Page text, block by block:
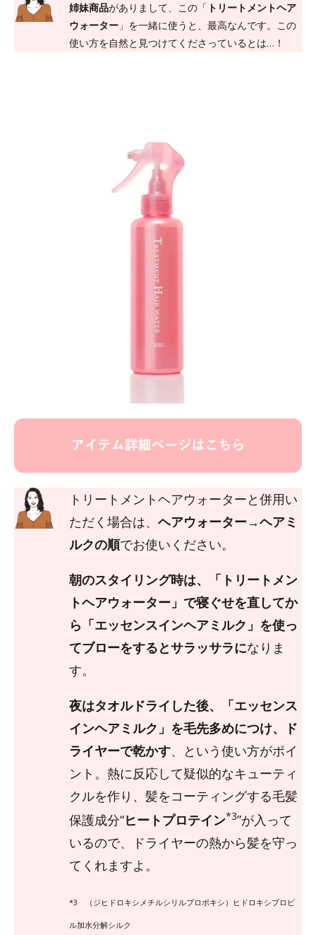
姉妹商品がありまして、この「 トリートメントヘア
ウォーター 」を一緒に使うと、最高なんです。この
使い方を自然と見つけてくださっているとは…！
トリートメントヘアウォーターと併用い
ただく場合は、ヘアウォーター→ヘアミ
ルクの順でお使いください。
朝のスタイリング時は、「トリートメン
トヘアウォーター」で寝ぐせを直してか
ら「エッセンスインヘアミルク」を使っ
てブローをするとサラッサラになりま
す。
夜はタオルドライした後、「エッセンス
インヘアミルク」を毛先多めにつけ、ド
ライヤーで乾かす、という使い方がポイ
ント。熱に反応して疑似的なキューティ
クルを作り、髪をコーティングする毛髪
保護成分“ヒートプロテイン*3”が入って
いるので、ドライヤーの熱から髪を守っ
てくれますよ。
*3 （ジヒドロキシメチルシリルプロポキシ）ヒドロキシプロピ
ル加水分解シルク